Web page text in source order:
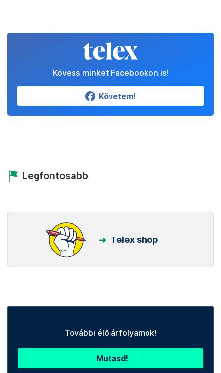
Kövess minket Facebookon is!
Követem!
Legfontosabb
Telex shop
További élő árfolyamok!
Mutasd!